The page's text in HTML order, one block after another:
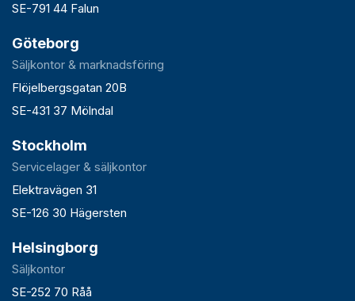
SE-791 44 Falun
Göteborg
Säljkontor & marknadsföring
Flöjelbergsgatan 20B
SE-431 37 Mölndal
Stockholm
Servicelager & säljkontor
Elektravägen 31
SE-126 30 Hägersten
Helsingborg
Säljkontor
SE-252 70 Råå